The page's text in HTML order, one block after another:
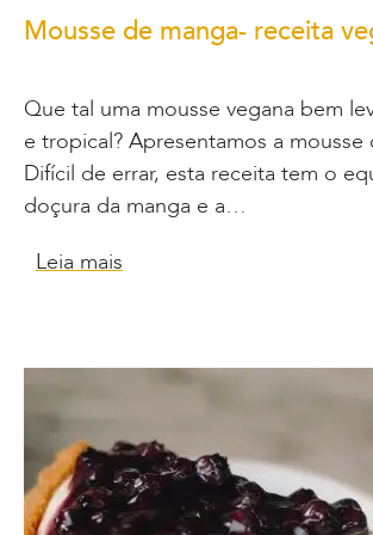
Mousse de manga- receita
Que tal uma mousse vegana bem
e tropical? Apresentamos a mousse
Difícil de errar, esta receita tem o
doçura da manga e a…
Leia mais